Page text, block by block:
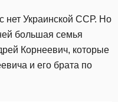
нет Украинской ССР. Но
большая семья
Корнеевич, которые
и его брата по